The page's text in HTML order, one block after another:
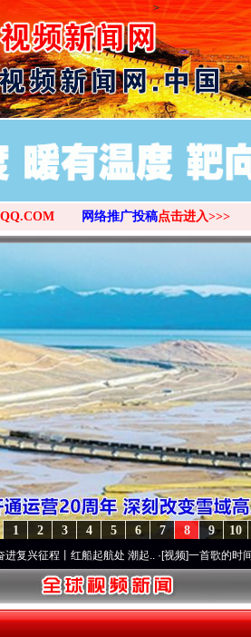
>
网络推广投稿点击进入>>>
10
9
8
7
6
5
4
3
2
1
丨红船起航处 潮起..·[视频]一首歌的时间，读懂乐